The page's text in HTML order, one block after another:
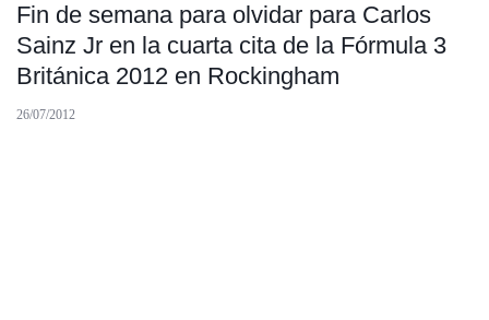
Fin de semana para olvidar para Carlos
Sainz Jr en la cuarta cita de la Fórmula 3
Británica 2012 en Rockingham
26/07/2012